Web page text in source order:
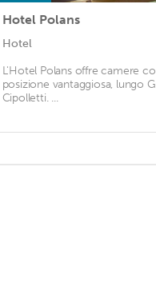
Hotel Polans
Hotel
L'Hotel Polans offre camere
posizione vantaggiosa, lungo
Cipolletti. ...